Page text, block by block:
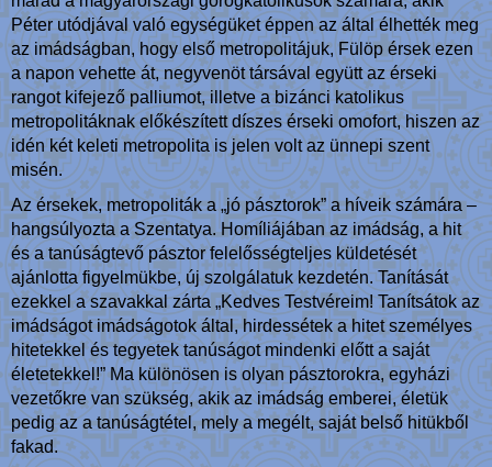
Péter utódjával való egységüket éppen az által élhették meg
az imádságban, hogy első metropolitájuk, Fülöp érsek ezen
a napon vehette át, negyvenöt társával együtt az érseki
rangot kifejező palliumot, illetve a bizánci katolikus
metropolitáknak előkészített díszes érseki omofort, hiszen az
idén két keleti metropolita is jelen volt az ünnepi szent
misén.
Az érsekek, metropoliták a „jó pásztorok” a híveik számára –
hangsúlyozta a Szentatya. Homíliájában az imádság, a hit
és a tanúságtevő pásztor felelősségteljes küldetését
ajánlotta figyelmükbe, új szolgálatuk kezdetén. Tanítását
ezekkel a szavakkal zárta „Kedves Testvéreim! Tanítsátok az
imádságot imádságotok által, hirdessétek a hitet személyes
hitetekkel és tegyetek tanúságot mindenki előtt a saját
életetekkel!” Ma különösen is olyan pásztorokra, egyházi
vezetőkre van szükség, akik az imádság emberei, életük
pedig az a tanúságtétel, mely a megélt, saját belső hitükből
fakad.